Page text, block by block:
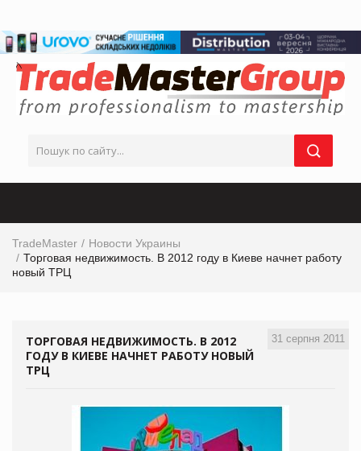
TradeMaster
Новости Украины
Торговая недвижимость. В 2012 году в Киеве начнет работу
новый ТРЦ
31 серпня 2011
ТОРГОВАЯ НЕДВИЖИМОСТЬ. В 2012
ГОДУ В КИЕВЕ НАЧНЕТ РАБОТУ НОВЫЙ
ТРЦ